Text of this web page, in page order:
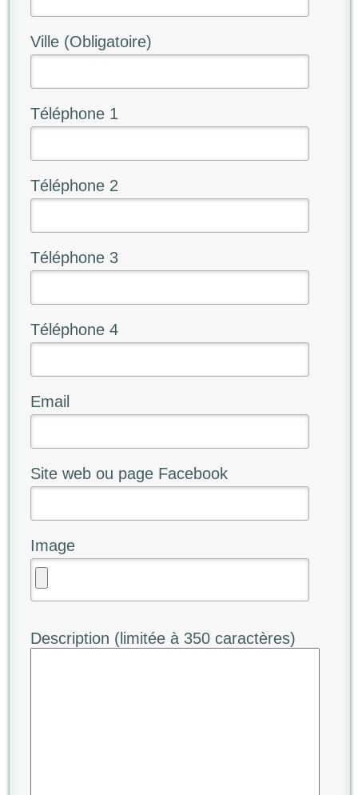
Ville (Obligatoire)
Téléphone 1
Téléphone 2
Téléphone 3
Téléphone 4
Email
Site web ou page Facebook
Image
Description (limitée à 350 caractères)